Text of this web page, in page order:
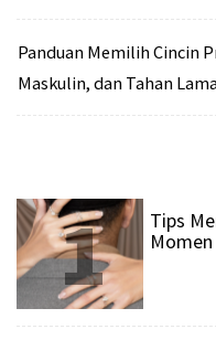
Panduan Memilih Cincin
Maskulin, dan Tahan
1
Tips